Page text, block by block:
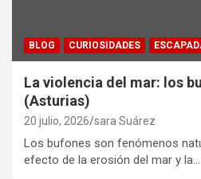
BLOG CURIOSIDADES
La violencia del mar: los
(Asturias)
20 julio, 2026 sara Suárez
Los bufones son fenómenos
efecto de la erosión del mar y la…